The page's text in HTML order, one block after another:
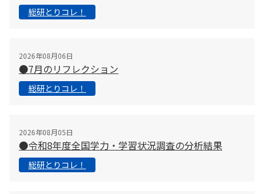
総研とりコレ！
2026年08月06日
●7月のリフレクション
総研とりコレ！
2026年08月05日
●令和8年度全国学力・学習状況調査の分析結果
総研とりコレ！